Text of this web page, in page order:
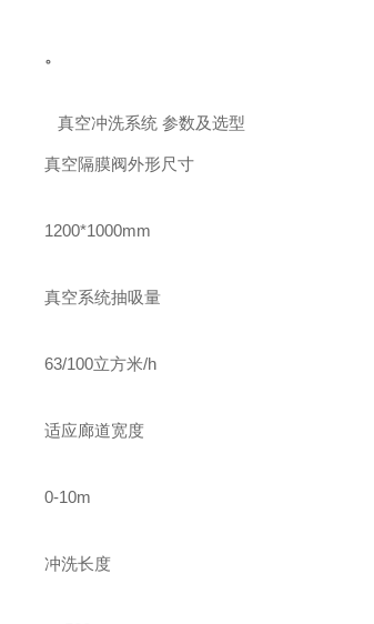
。
真空冲洗系统 参数及选型
真空隔膜阀外形尺寸
1200*1000mm
真空系统抽吸量
63/100立方米/h
适应廊道宽度
0-10m
冲洗长度